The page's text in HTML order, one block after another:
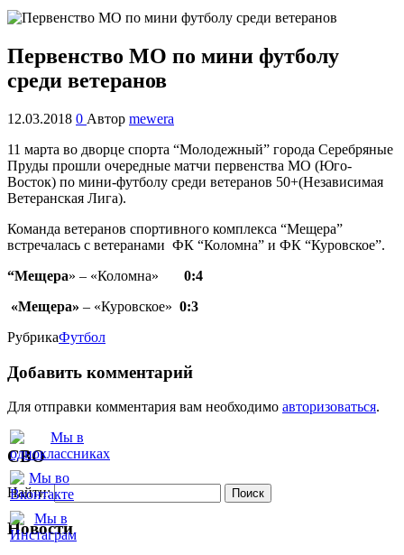
Первенство МО по мини футболу
среди ветеранов
12.03.2018 0 Автор mewera
11 марта во дворце спорта “Молодежный” города Серебряные
Пруды прошли очередные матчи первенства МО (Юго-
Восток) по мини-футболу среди ветеранов 50+(Независимая
Ветеранская Лига).
Команда ветеранов спортивного комплекса “Мещера”
встречалась с ветеранами ФК “Коломна” и ФК “Куровское”.
“Мещера» – «Коломна» 0:4
«Мещера» – «Куровское» 0:3
РубрикаФутбол
Добавить комментарий
Для отправки комментария вам необходимо авторизоваться.
СВО
Найти:
Новости